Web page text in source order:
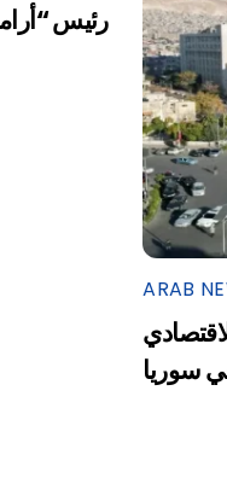
ARAB
سوريا